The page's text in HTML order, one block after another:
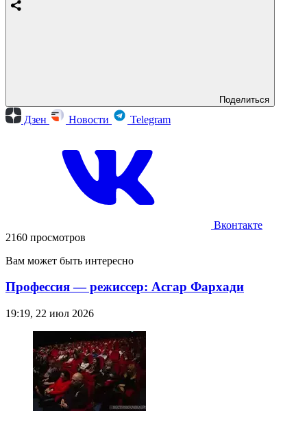
Поделиться
Дзен Новости Telegram
Вконтакте
2160 просмотров
Вам может быть интересно
Профессия — режиссер: Асгар Фархади
19:19, 22 июл 2026